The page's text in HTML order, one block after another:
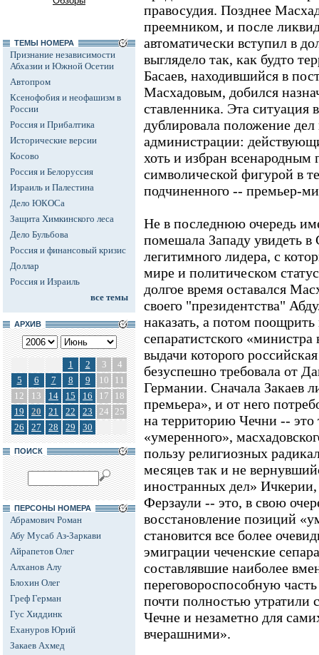
ТЕМЫ НОМЕРА
Признание независимости
Абхазии и Южной Осетии
Автопром
Ксенофобия и неофашизм в
России
Россия и Прибалтика
Исторические версии
Косово
Россия и Белоруссия
Израиль и Палестина
Дело ЮКОСа
Защита Химкинского леса
Дело Бульбова
Россия и финансовый кризис
Доллар
Россия и Израиль
все темы
АРХИВ
1 2 3
4
5
6 7 8 9 10
11
12
13 14 15 16 17
18
19
20 21 22 23 24 25
26
27 28 29 30
ПОИСК
ПЕРСОНЫ НОМЕРА
Абрамович Роман
Абу Мусаб Аз-Заркави
Айрапетов Олег
Алханов Алу
Блохин Олег
Греф Герман
Гус Хиддинк
Ехануров Юрий
Закаев Ахмед
правосудия. Позднее
преемником, и после
автоматически вступил в
выглядело так, как будто
Басаев, находившийся в
Масхадовым, добился
ставленника. Эта ситуация
дублировала положение дел
администрации:
хоть и избран всенародным
символической фигурой в
подчиненного -- премьер-
Не в последнюю очередь
помешала Западу увидеть в
легитимного лидера, с
мире и политическом
долгое время оставался
своего "президентства"
наказать, а потом
сепаратистского
выдачи которого
безуспешно требовала от
Германии. Сначала Закаев
премьера», и от него
на территорию Чечни -- это
«умеренного»,
пользу религиозных
месяцев так и не
иностранных дел»
Ферзаули -- это, в свою
восстановление позиций
становится все более
эмиграции чеченские
составлявшие наиболее
переговороспособную
почти полностью утратили
Чечне и незаметно для
вчерашними».